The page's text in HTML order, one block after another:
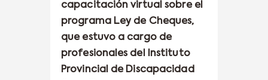
capacitación virtual sobre el
programa Ley de Cheques,
que estuvo a cargo de
profesionales del Instituto
Provincial de Discapacidad